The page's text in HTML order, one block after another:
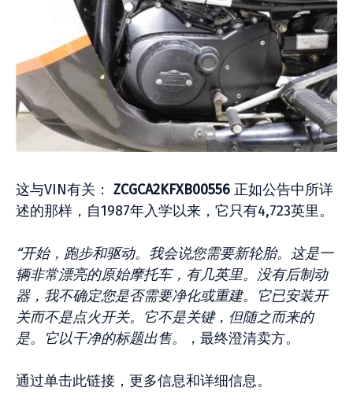
这与VIN有关： ZCGCA2KFXB00556 正如公告中所详
述的那样，自1987年入学以来，它只有4,723英里。
“开始，跑步和驱动。我会说您需要新轮胎。这是一
辆非常漂亮的原始摩托车，有几英里。没有后制动
器，我不确定您是否需要净化或重建。它已安装开
关而不是点火开关。它不是关键，但随之而来的
是。它以干净的标题出售。
，最终澄清卖方。
通过单击此链接，更多信息和详细信息。